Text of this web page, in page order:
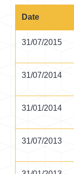
Date
31/07/2015
31/07/2014
31/01/2014
31/07/2013